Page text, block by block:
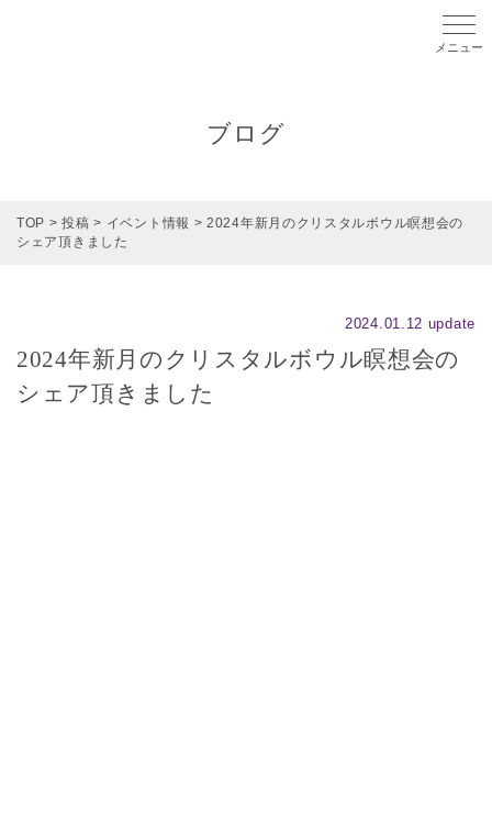
メニ
ブログ
TOP >投稿 > イベント情報 >2024年新月のクリスタルボウル瞑想会の
シェア頂きました
2024.01.12 update
2024年新月のクリスタルボウル瞑想会の
シェア頂きました